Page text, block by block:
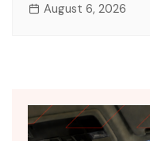
August 6, 2026